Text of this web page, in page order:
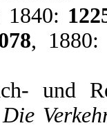
1840:
,
und
Die